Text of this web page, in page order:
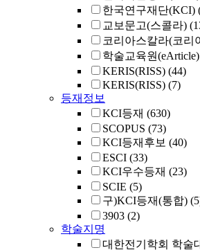
한국연구재단(KCI)
교보문고(스콜라)
코리아스칼라(코리
학술교육원(eArticle)
KERIS(RISS) (44)
KERIS(RISS) (7)
등재정보
KCI등재 (630)
SCOPUS (73)
KCI등재후보 (40)
ESCI (33)
KCI우수등재 (23)
SCIE (5)
구)KCI등재(통합)
3903 (2)
학술지명
대한전기학회 학술